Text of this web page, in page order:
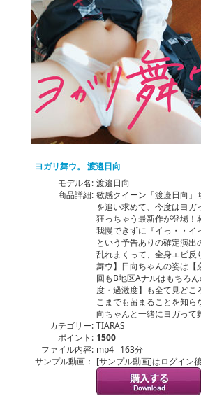
ヨガリ舞ウ。 渡邉日向
モデル名: 渡邉日向
商品詳細: 敏感クイーン「渡邉日向」
を追い求めて、今度はヨガ
狂っちゃう最新作が登場！
我慢できずに『イっ・・イ
という予告ありの確定演出
乱れまくって、全身エビ反
舞ウ】日向ちゃんの姿は【
回もB地区Aナルはもちろ
度・過激度】も全て見どこ
こまでも留まることを知ら
向ちゃんと一緒にヨガって
カテゴリー: TIARAS
ポイント: 1500
ファイル内容: mp4 163分
サンプル動画： [サンプル動画]はログイン